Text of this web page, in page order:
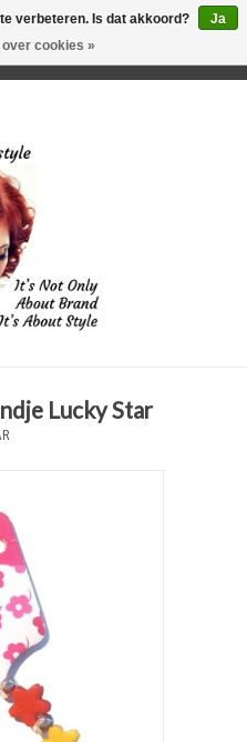
Lucky Star
verbeteren. Is dat akkoord?
Ja
over cookies »